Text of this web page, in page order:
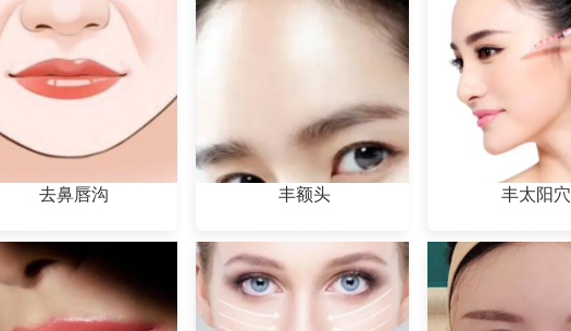
去鼻唇沟 丰额头 丰太阳穴